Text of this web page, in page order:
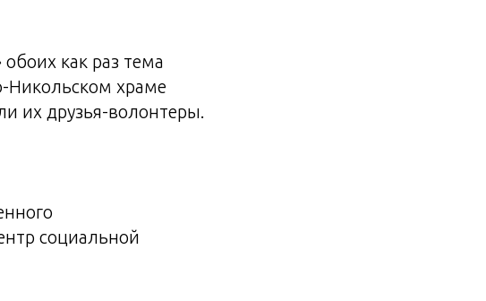
как раз тема
Никольском храме
их друзья-волонтеры.
социальной